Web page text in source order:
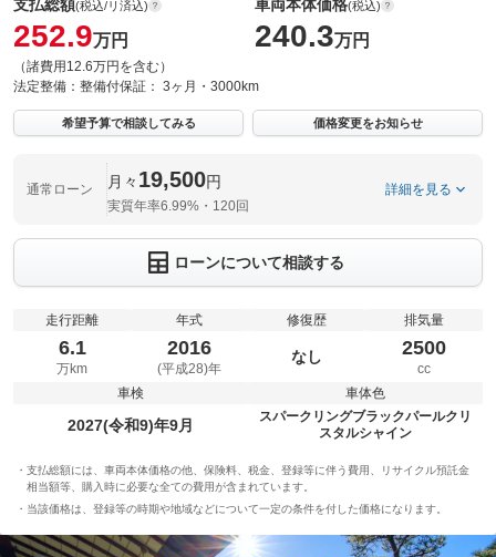
支払総額(税込/リ済込)
252.9万円
（諸費用12.6万円を含む）
車両本体価格(税込)
240.3万円
法定整備： 整備付保証： 3ヶ月・3000km
希望予算で相談してみる 価格変更をお知らせ
通常ローン 月々 19,500円
実質年率6.99%・120回
詳細を見る
ローンについて相談する
走行距離
6.1
万km
年式
2016
(平成28)年
修復歴
なし
排気量
2500
cc
車検
2027(令和9)年9月
車体色
スパークリングブラックパールクリ
スタルシャイン
支払総額には、車両本体価格の他、保険料、税金、登録等に伴う費用、リサイクル預託金
相当額等、購入時に必要な全ての費用が含まれています。
当該価格は、登録等の時期や地域などについて一定の条件を付した価格になります。